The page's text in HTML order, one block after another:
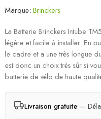
Marque: Brinckers
La Batterie Brinckers Intube
légère et facile à installer. En
le cadre et a une très longue
est donc un choix très sûr si
batterie de vélo de haute
Livraison gratuite —